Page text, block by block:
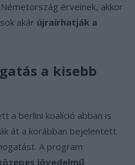
érveinek, akkor
akár újraírhatják a
a kisebb
a berlini koalíció abban is
át a korábban bejelentett
A program
jövedelmű